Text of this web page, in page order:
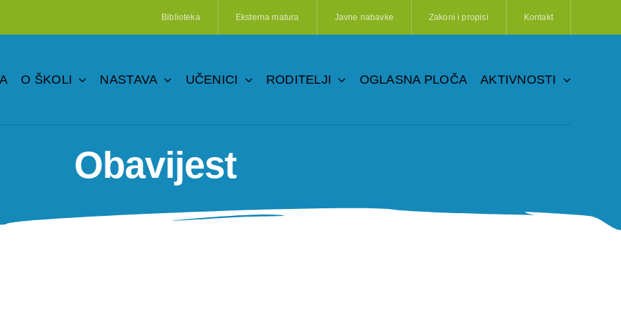
Biblioteka Eksterna matura Javne nabavke Zakoni i propisi Kontakt
O ŠKOLI NASTAVA UČENICI RODITELJI OGLASNA PLOČA AKTIVNOSTI
Obavijest